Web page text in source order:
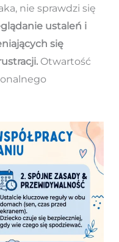
nie sprawdzi się
ustaleń i
się
Otwartość